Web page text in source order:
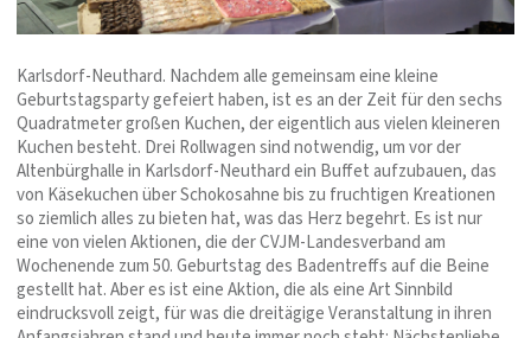
Karlsdorf-Neuthard. Nachdem alle gemeinsam eine kleine
Geburtstagsparty gefeiert haben, ist es an der Zeit für den sechs
Quadratmeter großen Kuchen, der eigentlich aus vielen kleineren
Kuchen besteht. Drei Rollwagen sind notwendig, um vor der
Altenbürghalle in Karlsdorf-Neuthard ein Buffet aufzubauen, das
von Käsekuchen über Schokosahne bis zu fruchtigen Kreationen
so ziemlich alles zu bieten hat, was das Herz begehrt. Es ist nur
eine von vielen Aktionen, die der CVJM-Landesverband am
Wochenende zum 50. Geburtstag des Badentreffs auf die Beine
gestellt hat. Aber es ist eine Aktion, die als eine Art Sinnbild
eindrucksvoll zeigt, für was die dreitägige Veranstaltung in ihren